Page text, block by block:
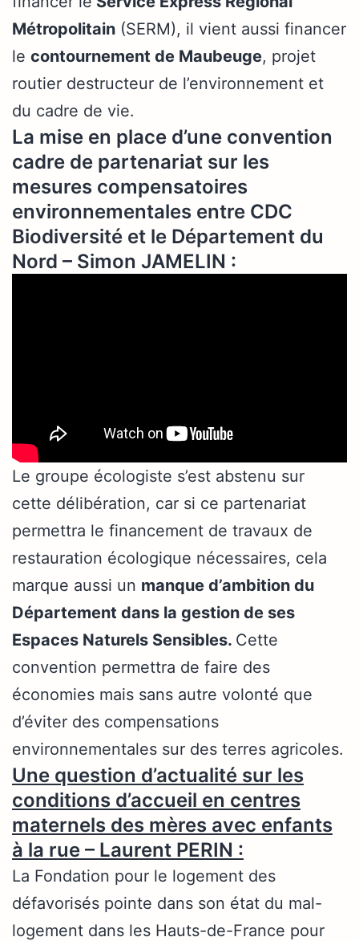
Métropolitain (SERM), il vient aussi financer
le contournement de Maubeuge, projet
routier destructeur de l’environnement et
du cadre de vie.
La mise en place d’une convention
cadre de partenariat sur les
mesures compensatoires
environnementales entre CDC
Biodiversité et le Département du
Nord – Simon JAMELIN :
Le groupe écologiste s’est abstenu sur
cette délibération, car si ce partenariat
permettra le financement de travaux de
restauration écologique nécessaires, cela
marque aussi un manque d’ambition du
Département dans la gestion de ses
Espaces Naturels Sensibles. Cette
convention permettra de faire des
économies mais sans autre volonté que
d’éviter des compensations
environnementales sur des terres agricoles.
Une question d’actualité sur les
conditions d’accueil en centres
maternels des mères avec enfants
à la rue – Laurent PERIN :
La Fondation pour le logement des
défavorisés pointe dans son état du mal-
logement dans les Hauts-de-France pour